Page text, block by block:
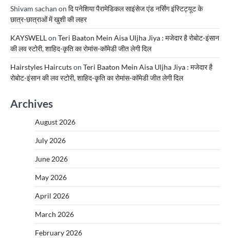
Shivam sachan on दि पनेशिया पैरामेडिकल साइंसेज एंड नर्सिंग इंस्टिट्यूट के
छात्र-छात्राओं में खुशी की लहर
KAYSWELLon Teri Baaton Mein Aisa Uljha Jiya : मजेदार है रोबोट-इंसान
की लव स्टोरी, शाहिद-कृति का रोमांस-कॉमेडी जीत लेगी दिल
Hairstyles Haircutson Teri Baaton Mein Aisa Uljha Jiya : मजेदार है
रोबोट-इंसान की लव स्टोरी, शाहिद-कृति का रोमांस-कॉमेडी जीत लेगी दिल
Archives
August 2026
July 2026
June 2026
May 2026
April 2026
March 2026
February 2026